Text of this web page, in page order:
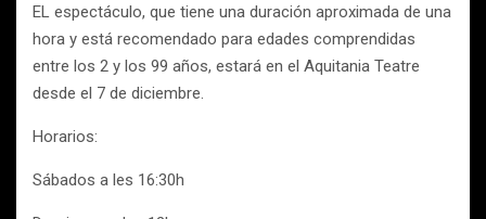
EL espectáculo, que tiene una duración aproximada de una
hora y está recomendado para edades comprendidas
entre los 2 y los 99 años, estará en el Aquitania Teatre
desde el 7 de diciembre.
Horarios:
Sábados a les 16:30h